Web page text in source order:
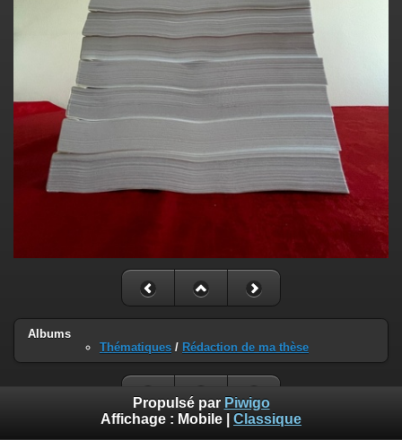
Albums
Thématiques / Rédaction de ma thèse
Propulsé par Piwigo
Affichage : Mobile Classique